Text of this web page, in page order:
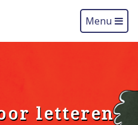
Menu
letteren